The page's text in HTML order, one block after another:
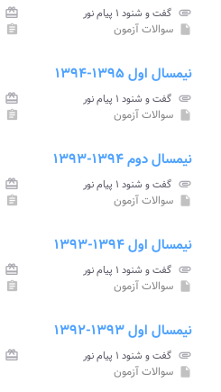
attachment گفت و شنود ۱ پیام نور card_giftcard
insert_drive_file سوالات آزمون assignment
نیمسال اول ۱۳۹۵-۱۳۹۴
attachment گفت و شنود ۱ پیام نور card_giftcard
insert_drive_file سوالات آزمون assignment
نیمسال دوم ۱۳۹۴-۱۳۹۳
attachment گفت و شنود ۱ پیام نور card_giftcard
insert_drive_file سوالات آزمون assignment
نیمسال اول ۱۳۹۴-۱۳۹۳
attachment گفت و شنود ۱ پیام نور card_giftcard
insert_drive_file سوالات آزمون assignment
نیمسال اول ۱۳۹۳-۱۳۹۲
attachment گفت و شنود ۱ پیام نور card_giftcard
insert_drive_file سوالات آزمون